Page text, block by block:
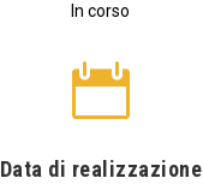
In corso

Data di realizzazione